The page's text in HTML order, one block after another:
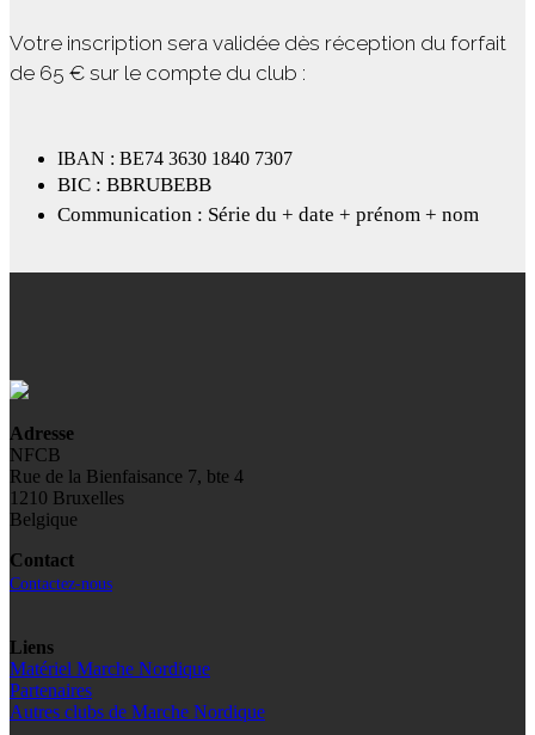
Votre inscription sera validée dès réception du forfait
de 65 € sur le compte du club :
IBAN : BE74 3630 1840 7307
BIC : BBRUBEBB
Communication : Série du + date + prénom + nom
Adresse
NFCB
Rue de la Bienfaisance 7, bte 4
1210 Bruxelles
Belgique
Contact
Contactez-nous
Liens
Matériel Marche Nordique
Partenaires
Autres clubs de Marche Nordique